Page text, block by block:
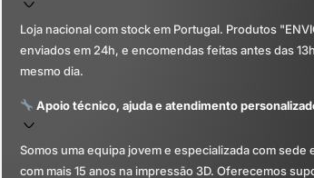
Loja nacional com stock em Portugal. Produtos
enviados em 24h, e encomendas feitas antes das
mesmo dia.
Apoio técnico, ajuda e atendimento
Somos uma equipa jovem e especializada com sede
com mais 15 anos na impressão 3D. Oferecemos